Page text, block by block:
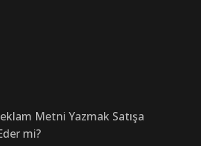
Metni Yazmak Satışa
mi?